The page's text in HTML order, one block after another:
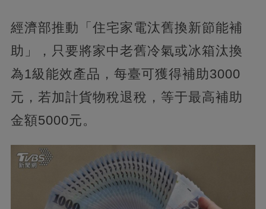
經濟部推動「住宅家電汰舊換新節能補
助」，只要將家中老舊冷氣或冰箱汰換
為1級能效產品，每臺可獲得補助3000
元，若加計貨物稅退稅，等于最高補助
金額5000元。